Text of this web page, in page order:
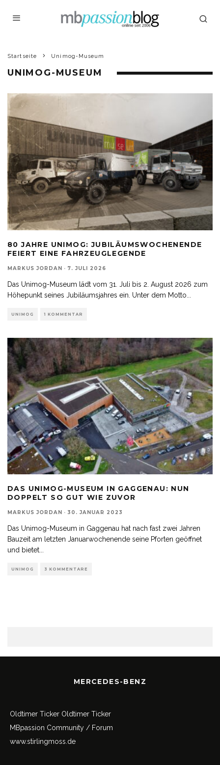
Startseite Unimog-Museum
UNIMOG-MUSEUM
80 JAHRE UNIMOG: JUBILÄUMSWOCHENENDE
FEIERT EINE FAHRZEUGLEGENDE
MARKUS JORDAN · 7. JULI 2026
Das Unimog-Museum lädt vom 31. Juli bis 2. August 2026 zum
Höhepunkt seines Jubiläumsjahres ein. Unter dem Motto
UNIMOG 1 KOMMENTAR
DAS UNIMOG-MUSEUM IN GAGGENAU: NUN
DOPPELT SO GUT WIE ZUVOR
MARKUS JORDAN · 30. JANUAR 2023
Das Unimog-Museum in Gaggenau hat nach fast zwei Jahren
Bauzeit am letzten Januarwochenende seine Pforten geöffnet
und bietet...
UNIMOG 3 KOMMENTARE
MERCEDES-BENZ
Oldtimer Ticker Oldtimer Ticker
MBpassion Community / Forum
www.stirlingmoss.de